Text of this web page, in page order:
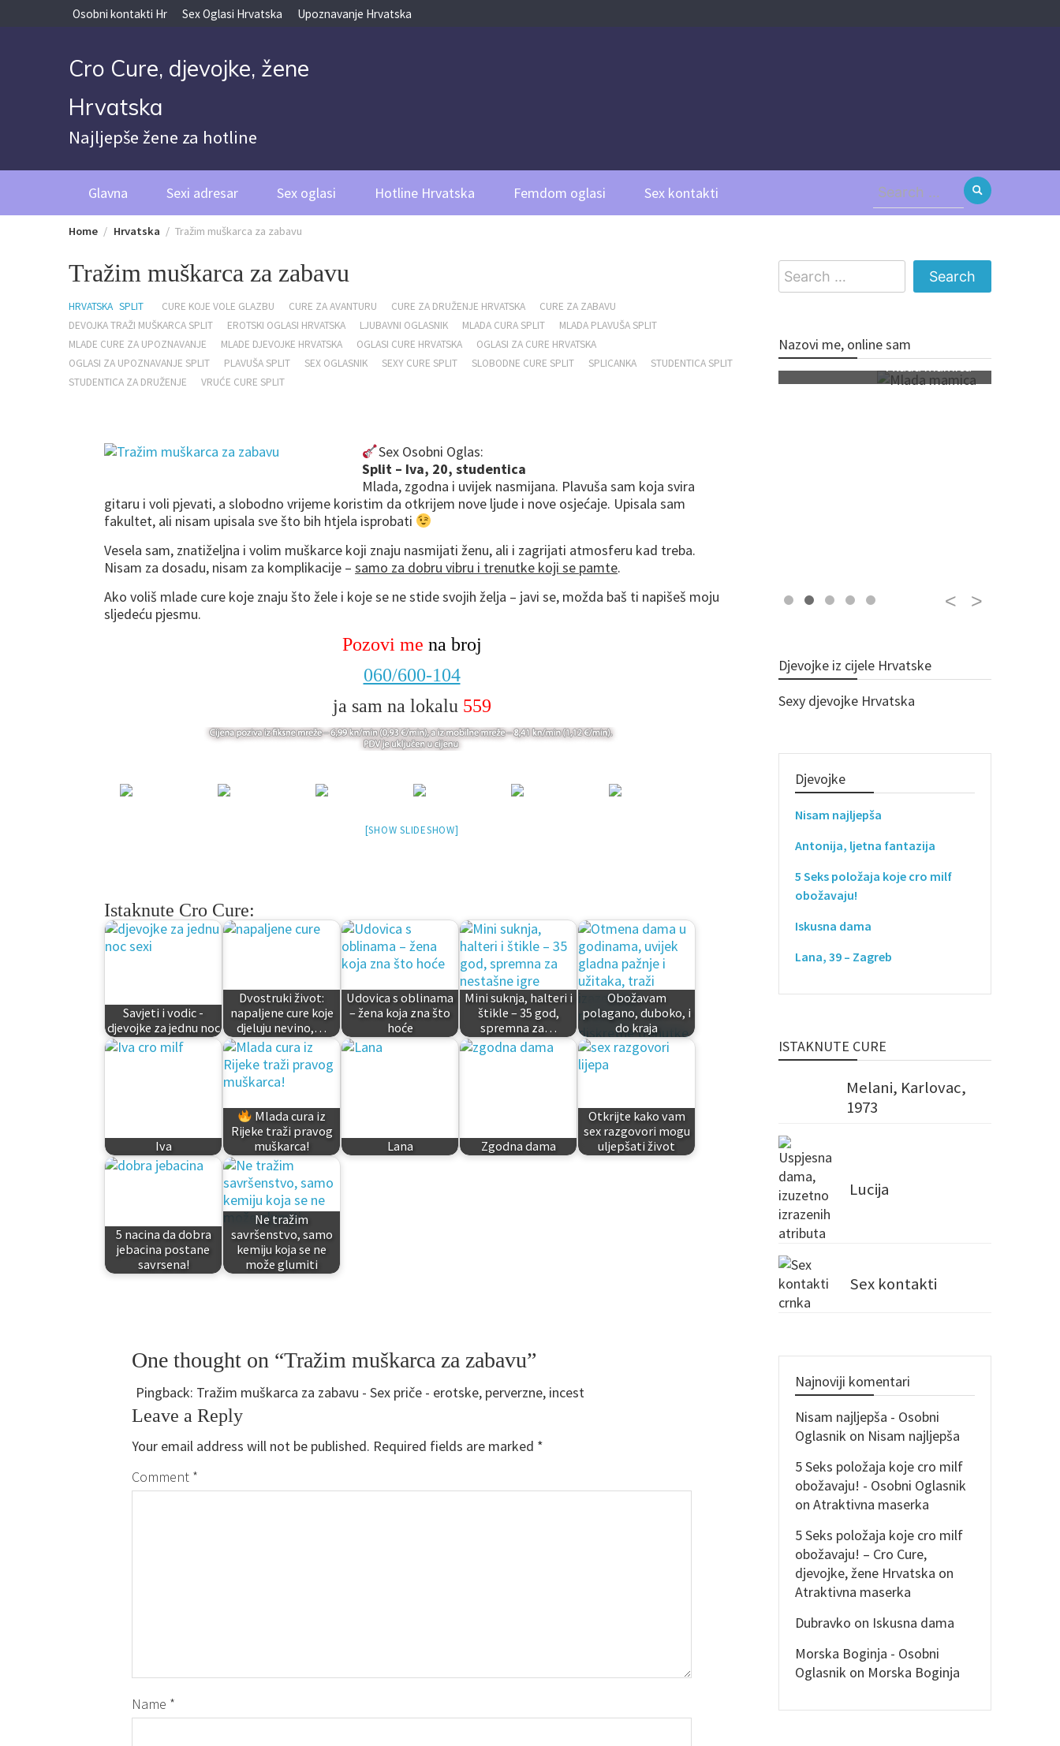
Osobni kontakti Hr Sex Oglasi Hrvatska Upoznavanje Hrvatska
Cro Cure, djevojke, žene
Hrvatska
Najljepše žene za hotline
Glavna Sexi adresar Sex oglasi Hotline Hrvatska Femdom oglasi Sex kontakti
Search
for:
Home Hrvatska Tražim muškarca za zabavu
Tražim muškarca za zabavu
HRVATSKA SPLIT CURE KOJE VOLE GLAZBU CURE ZA AVANTURU CURE ZA DRUŽENJE HRVATSKA
CURE ZA ZABAVU
DEVOJKA TRAŽI MUŠKARCA SPLIT
EROTSKI OGLASI HRVATSKA LJUBAVNI OGLASNIK MLADA CURA SPLIT
MLADA PLAVUŠA SPLIT
MLADE CURE ZA UPOZNAVANJE
MLADE DJEVOJKE HRVATSKA OGLASI CURE HRVATSKA
OGLASI ZA CURE HRVATSKA
OGLASI ZA UPOZNAVANJE SPLIT
PLAVUŠA SPLIT SEX OGLASNIK SEXY CURE SPLIT SLOBODNE CURE SPLIT SPLICANKA
STUDENTICA SPLIT
STUDENTICA ZA DRUŽENJE
VRUĆE CURE SPLIT
Sex Osobni Oglas:
Split – Iva, 20, studentica
Mlada, zgodna i uvijek nasmijana. Plavuša sam koja svira
gitaru i voli pjevati, a slobodno vrijeme koristim da otkrijem nove ljude i nove osjećaje. Upisala sam
fakultet, ali nisam upisala sve što bih htjela isprobati
Vesela sam, znatiželjna i volim muškarce koji znaju nasmijati ženu, ali i zagrijati atmosferu kad treba.
Nisam za dosadu, nisam za komplikacije – samo za dobru vibru i trenutke koji se pamte.
Ako voliš mlade cure koje znaju što žele i koje se ne stide svojih želja – javi se, možda baš ti napišeš moju
sljedeću pjesmu.
Pozovi me na broj
060/600-104
ja sam na lokalu 559
[SHOW SLIDESHOW]
Istaknute Cro Cure:
Savjeti i vodic -
djevojke za jednu noc
Dvostruki život:
napaljene cure koje
djeluju nevino,…
Udovica s oblinama
– žena koja zna što
hoće
Mini suknja, halteri i
štikle – 35 god,
spremna za…
Obožavam
polagano, duboko, i
do kraja
Iva
Mlada cura iz
Rijeke traži pravog
muškarca!
Lana Zgodna dama
Otkrijte kako vam
sex razgovori mogu
uljepšati život
5 nacina da dobra
jebacina postane
savrsena!
Ne tražim
savršenstvo, samo
kemiju koja se ne
može glumiti
One thought on “Tražim muškarca za zabavu”
Pingback: Tražim muškarca za zabavu - Sex priče - erotske, perverzne, incest
Leave a Reply
Your email address will not be published. Required fields are marked *
Comment *
Name *
Search
for:
Nazovi me, online sam
Sanja
Mlada mamica
Djevojke iz cijele Hrvatske
Sexy djevojke Hrvatska
Djevojke
Nisam najljepša
Antonija, ljetna fantazija
5 Seks položaja koje cro milf
obožavaju!
Iskusna dama
Lana, 39 – Zagreb
ISTAKNUTE CURE
Melani, Karlovac,
1973
Lucija
Sex kontakti
Najnoviji komentari
Nisam najljepša - Osobni
Oglasnik on Nisam najljepša
5 Seks položaja koje cro milf
obožavaju! - Osobni Oglasnik
on Atraktivna maserka
5 Seks položaja koje cro milf
obožavaju! – Cro Cure,
djevojke, žene Hrvatska on
Atraktivna maserka
Dubravko on Iskusna dama
Morska Boginja - Osobni
Oglasnik on Morska Boginja